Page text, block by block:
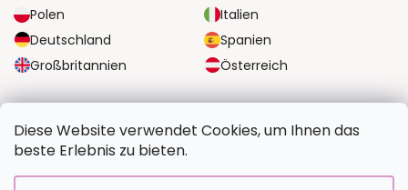
Diese Website verwendet Cookies, um Ihnen das
beste Erlebnis zu bieten.
Polen
Italien
Deutschland
Spanien
Großbritannien
Österreich
SICHERE ZAHLUNGSOPTIONEN